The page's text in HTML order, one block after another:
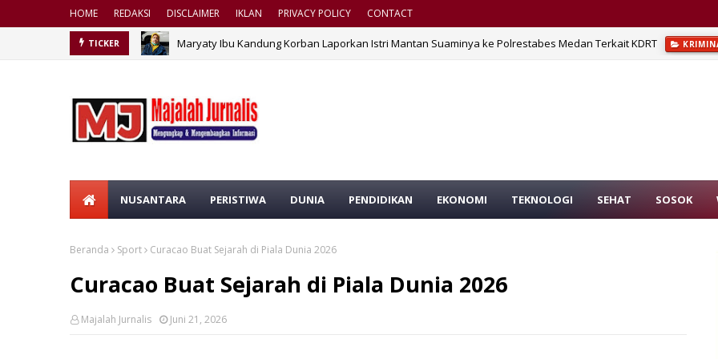
HOME REDAKSI DISCLAIMER IKLAN PRIVACY POLICY CONTACT
TICKER Maryaty Ibu Kandung Korban Laporkan Istri Mantan Suaminya ke Polrestabes Medan Terkait KDRT
NUSANTARA PERISTIWA DUNIA PENDIDIKAN EKONOMI TEKNOLOGI SEHAT SOSOK
Beranda Sport Curacao Buat Sejarah di Piala Dunia 2026
Curacao Buat Sejarah di Piala Dunia 2026
Majalah Jurnalis Juni 21, 2026